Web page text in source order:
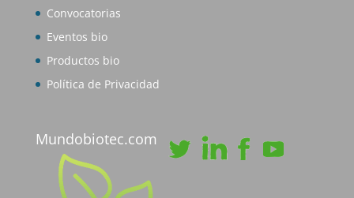
Convocatorias
Eventos bio
Productos bio
Política de Privacidad
Mundobiotec.com